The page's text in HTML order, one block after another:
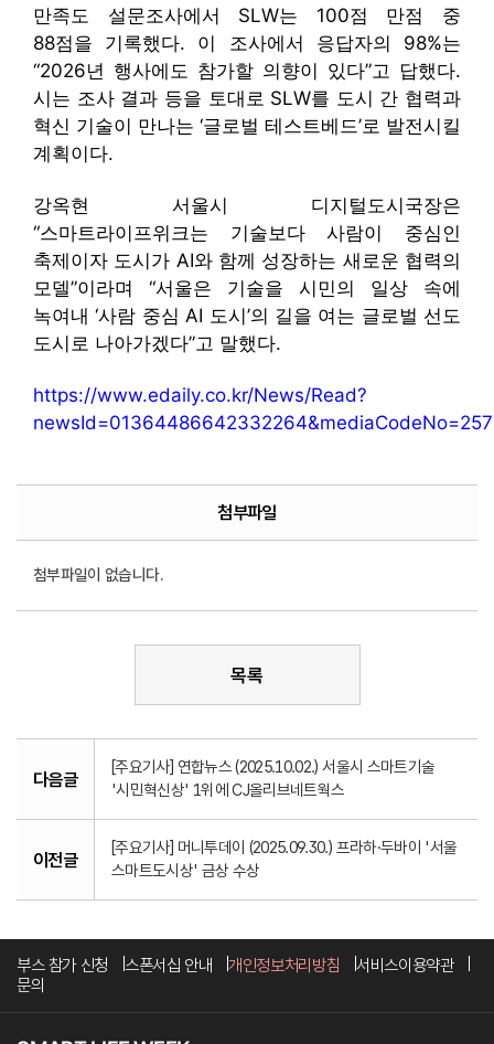
만족도 설문조사에서 SLW는 100점 만점 중
88점을 기록했다. 이 조사에서 응답자의 98%는
“2026년 행사에도 참가할 의향이 있다”고 답했다.
시는 조사 결과 등을 토대로 SLW를 도시 간 협력과
혁신 기술이 만나는 ‘글로벌 테스트베드’로 발전시킬
계획이다.
강옥현 서울시 디지털도시국장은
“스마트라이프위크는 기술보다 사람이 중심인
축제이자 도시가 AI와 함께 성장하는 새로운 협력의
모델”이라며 “서울은 기술을 시민의 일상 속에
녹여내 ‘사람 중심 AI 도시’의 길을 여는 글로벌 선도
도시로 나아가겠다”고 말했다.
https://www.edaily.co.kr/News/Read?
newsId=01364486642332264&mediaCodeNo=257
첨부파일
첨부파일이 없습니다.
목록
다음글
[주요기사] 연합뉴스 (2025.10.02.) 서울시 스마트기술
'시민혁신상' 1위에 CJ올리브네트웍스
이전글
[주요기사] 머니투데이 (2025.09.30.) 프라하·두바이 '서울
스마트도시상' 금상 수상
부스 참가 신청 스폰서십 안내 개인정보처리방침
서비스이용약관
문의